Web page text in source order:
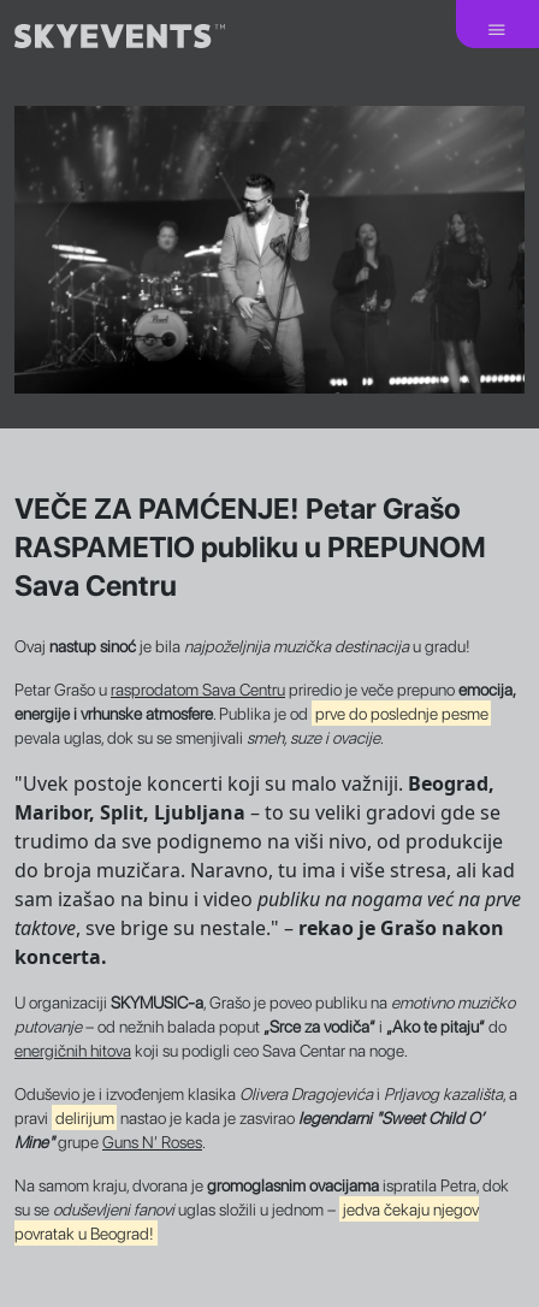
VEČE ZA PAMĆENJE! Petar Grašo
RASPAMETIO publiku u PREPUNOM
Sava Centru
Ovaj nastup sinoćje bila najpoželjnija muzička destinacijau gradu!
Petar Grašo urasprodatom Sava Centrupriredio je veče prepunoemocija,
energije i vrhunske atmosfere. Publika je od prve do poslednje pesme
pevala uglas, dok su se smenjivali smeh, suze i ovacije.
"Uvek postoje koncerti koji su malo važniji. Beograd,
Maribor, Split, Ljubljana – to su veliki gradovi gde se
trudimo da sve podignemo na viši nivo, od produkcije
do broja muzičara. Naravno, tu ima i više stresa, ali kad
sam izašao na binu i video publiku na nogama već na prve
taktove, sve brige su nestale." – rekao je Grašo nakon
koncerta.
U organizaciji SKYMUSIC-a, Grašo je poveo publiku na emotivno muzičko
putovanje– od nežnih balada poput „Srce za vodiča“i „Ako te pitaju“do
energičnih hitovakoji su podigli ceo Sava Centar na noge.
Oduševio je i izvođenjem klasika Olivera Dragojevićai Prljavog kazališta, a
pravi delirijum nastao je kada je zasvirao legendarni "Sweet Child O’
Mine"grupeGuns N’ Roses
Na samom kraju, dvorana jegromoglasnim ovacijamaispratila Petra, dok
su se oduševljeni fanoviuglas složili u jednom – jedva čekaju njegov
povratak u Beograd!